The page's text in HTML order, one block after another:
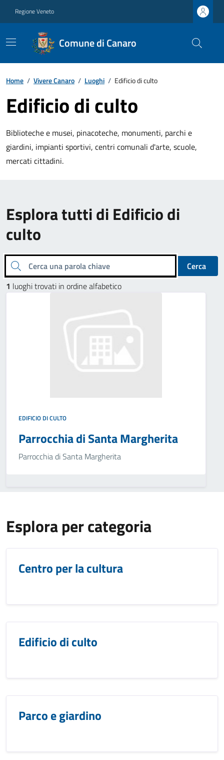
Regione Veneto
Comune di Canaro
Home / Vivere Canaro / Luoghi / Edificio di culto
Edificio di culto
Biblioteche e musei, pinacoteche, monumenti, parchi e
giardini, impianti sportivi, centri comunali d'arte, scuole,
mercati cittadini.
Esplora tutti di Edificio di
culto
Cerca una parola chiave
Cerca
1 luoghi trovati in ordine alfabetico
EDIFICIO DI CULTO
Parrocchia di Santa Margherita
Parrocchia di Santa Margherita
Esplora per categoria
Centro per la cultura
Edificio di culto
Parco e giardino